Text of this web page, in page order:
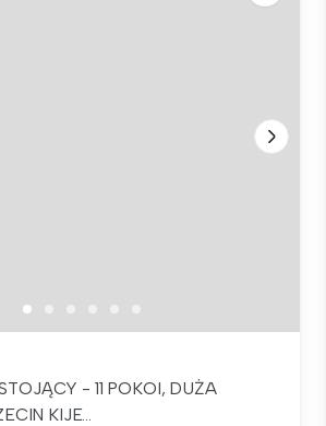
- 11 POKOI, DUŻA
KIJE...